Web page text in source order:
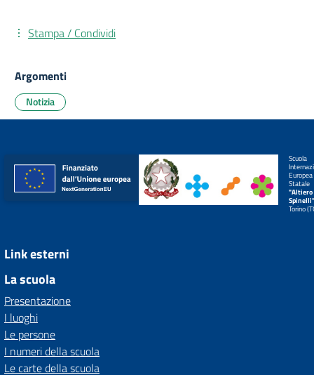
Stampa / Condividi
Argomenti
Notizia
Scuola
Europea
Statale
"Altiero
Torino
Link esterni
La scuola
Presentazione
I luoghi
Le persone
I numeri della scuola
Le carte della scuola